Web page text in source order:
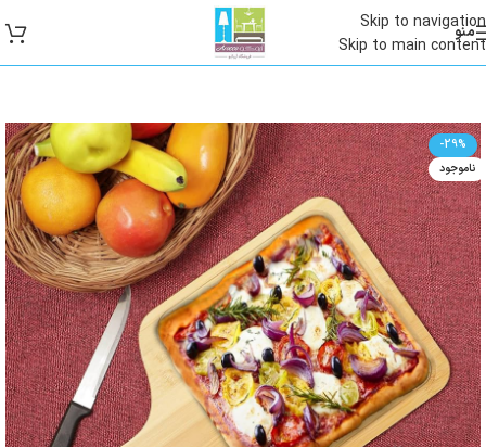
Skip to navigation
Skip to main content
منو
-29%
ناموجود